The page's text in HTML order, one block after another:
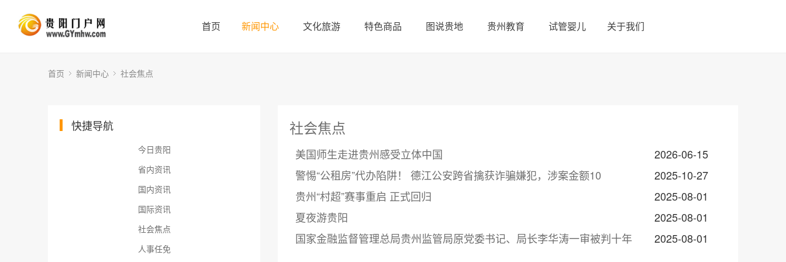
首页 新闻中心 文化旅游 特色商品 图说贵地 贵州教育 试管婴儿 关于我们
首页 新闻中心 社会焦点
快捷导航
今日贵阳
省内资讯
国内资讯
国际资讯
社会焦点
人事任免
社会焦点
美国师生走进贵州感受立体中国
2026-06-15
警惕“公租房”代办陷阱！ 德江公安跨省擒获诈骗嫌犯，涉案金额10
2025-10-27
贵州“村超”赛事重启 正式回归
2025-08-01
夏夜游贵阳
2025-08-01
国家金融监督管理总局贵州监管局原党委书记、局长李华涛一审被判十年
2025-08-01